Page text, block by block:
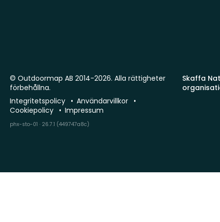
Skaffa
© Outdoormap AB 2014-2026. Alla rättigheter
förbehållna.
Integritetspolicy
Användarvillkor
Cookiepolicy
Impressum
phx-sto-01 · 26.7.1 (449747a8c)